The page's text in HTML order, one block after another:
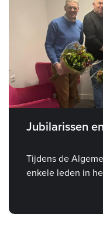
Jubilarissen
Tijdens de
enkele leden in